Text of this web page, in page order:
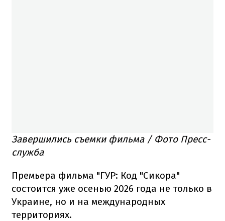
Завершились съемки фильма / Фото Пресс-
служба
Премьера фильма "ГУР: Код "Сикора"
состоится уже осенью 2026 года не только в
Украине, но и на международных
территориях.